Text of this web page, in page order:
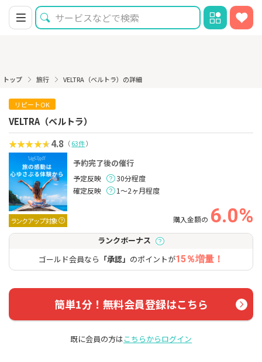
トップ 旅行 VELTRA（ベルトラ）の詳細
リピートOK
VELTRA（ベルトラ）
4.8 （63件）
ランクアップ対象
予約完了後の催行
予定反映
30分程度
確定反映
1～2ヶ月程度
購入金額の 6.0%
ランクボーナス
ゴールド会員なら 「承認」 のポイントが15％増量！
簡単1分！無料会員登録はこちら
既に会員の方はこちらからログイン